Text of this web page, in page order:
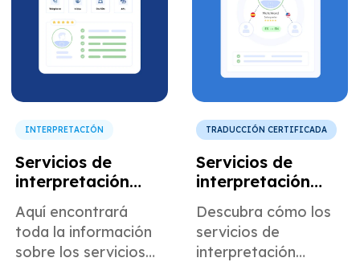
INTERPRETACIÓN
Servicios de
interpretación
para escuelas y
comunicación con
los padres.
Aquí encontrará
toda la información
sobre los servicios
TRADUCCIÓN CERTIFICADA
Servicios de
interpretación
educativa para
escuelas, colegios
y universidades.
Descubra cómo los
servicios de
interpretación